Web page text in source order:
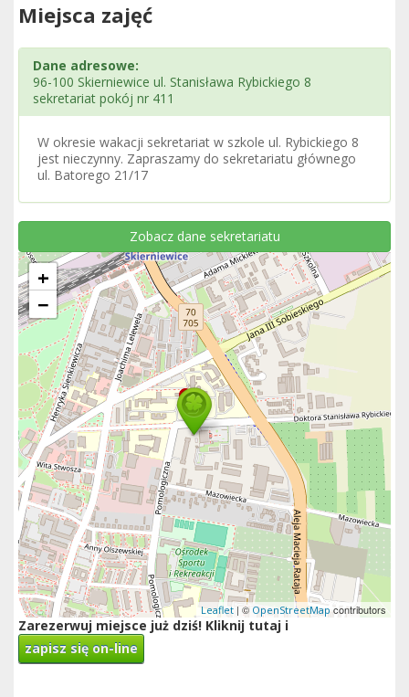
Miejsca zajęć
Dane adresowe:
96-100 Skierniewice ul. Stanisława Rybickiego 8
sekretariat pokój nr 411
W okresie wakacji sekretariat w szkole ul. Rybickiego 8
jest nieczynny. Zapraszamy do sekretariatu głównego
ul. Batorego 21/17
Zobacz dane sekretariatu
+
−
Leaflet | © OpenStreetMap contributors
Zarezerwuj miejsce już dziś! Kliknij tutaj i
zapisz się on-line